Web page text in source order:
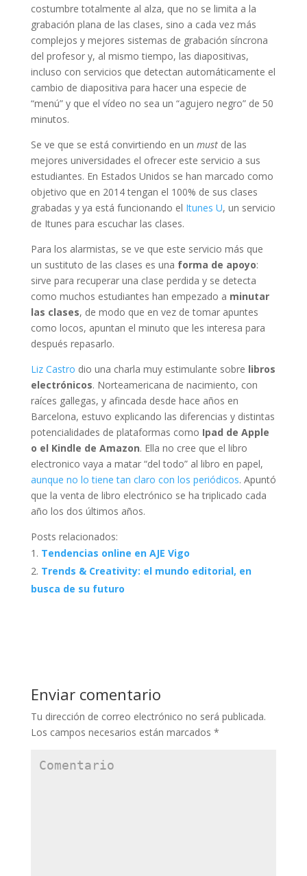
costumbre totalmente al alza, que no se limita a la
grabación plana de las clases, sino a cada vez más
complejos y mejores sistemas de grabación síncrona
del profesor y, al mismo tiempo, las diapositivas,
incluso con servicios que detectan automáticamente el
cambio de diapositiva para hacer una especie de
“menú” y que el vídeo no sea un “agujero negro” de 50
minutos.
Se ve que se está convirtiendo en un mustde las
mejores universidades el ofrecer este servicio a sus
estudiantes. En Estados Unidos se han marcado como
objetivo que en 2014 tengan el 100% de sus clases
grabadas y ya está funcionando el Itunes U, un servicio
de Itunes para escuchar las clases.
Para los alarmistas, se ve que este servicio más que
un sustituto de las clases es una forma de apoyo:
sirve para recuperar una clase perdida y se detecta
como muchos estudiantes han empezado a minutar
las clases, de modo que en vez de tomar apuntes
como locos, apuntan el minuto que les interesa para
después repasarlo.
Liz Castro dio una charla muy estimulante sobre libros
electrónicos. Norteamericana de nacimiento, con
raíces gallegas, y afincada desde hace años en
Barcelona, estuvo explicando las diferencias y distintas
potencialidades de plataformas como Ipad de Apple
o el Kindle de Amazon. Ella no cree que el libro
electronico vaya a matar “del todo” al libro en papel,
aunque no lo tiene tan claro con los periódicos. Apuntó
que la venta de libro electrónico se ha triplicado cada
año los dos últimos años.
Posts relacionados:
Tendencias online en AJE Vigo
Trends & Creativity: el mundo editorial, en
busca de su futuro
Enviar comentario
Tu dirección de correo electrónico no será publicada.
Los campos necesarios están marcados *